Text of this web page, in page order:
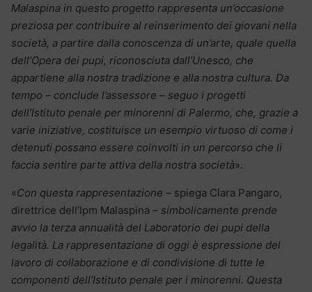
Malaspina in questo progetto rappresenta un’occasione
preziosa per contribuire al reinserimento dei giovani nella
società, a partire dalla conoscenza di un’arte, quale quella
dell’Opera dei pupi, riconosciuta dall’Unesco, che
appartiene alla nostra tradizione e alla nostra cultura. Da
tempo – conclude l’assessore – seguo i progetti
dell’Istituto penale per minorenni di Palermo, che, grazie a
varie iniziative, costituisce un esempio virtuoso di come i
detenuti possano essere coinvolti in un percorso che li
faccia sentire parte attiva della nostra società».
«Con questa rappresentazione – spiega Clara Pangaro,
direttrice dell’Ipm Malaspina – simbolicamente prende
avvio la terza annualità del Laboratorio dei pupi della
legalità. La rappresentazione di oggi è espressione del
lavoro di collaborazione e di condivisione di tutte le
componenti dell’Istituto penale per i minorenni. Questa